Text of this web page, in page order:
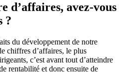
d’affaires, avez-vous
?
du développement de notre
chiffres d’affaires, le plus
c’est avant tout d’atteindre
rentabilité et donc ensuite de